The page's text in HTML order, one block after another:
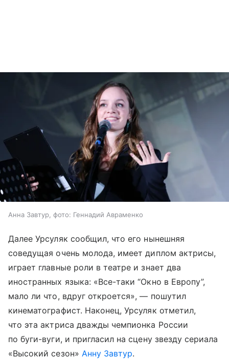
Анна Завтур, фото: Геннадий Авраменко
Далее Урсуляк сообщил, что его нынешняя
соведущая очень молода, имеет диплом актрисы,
играет главные роли в театре и знает два
иностранных языка: «Все-таки “Окно в Европу”,
мало ли что, вдруг откроется», — пошутил
кинематографист. Наконец, Урсуляк отметил,
что эта актриса дважды чемпионка России
по буги-вуги, и пригласил на сцену звезду сериала
«Высокий сезон» Анну Завтур.